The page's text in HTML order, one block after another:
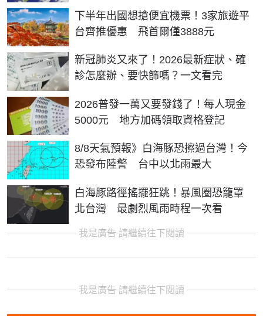
下半年出國想搶便宜機票！3家旅遊平
台齊推優惠 飛首爾僅3888元
新冠肺炎又來了！2026最新症狀、確
診怎麼辦、要快篩嗎？一文看完
2026普發一萬又要發錢了！每人現金
5000元 地方加碼領取資格登記
8/8天氣預報》白海豚恐擦過台灣！今
恐發布陸警 台中以北雨最大
白海豚路徑搖擺狂跳！暴風圈恐籠罩
北台灣 最劇烈風雨時程一次看
我是廣告 請繼續往下閱讀
我是廣告 請繼續往下閱讀